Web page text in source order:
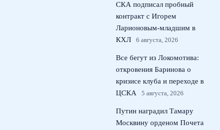
СКА подписал пробный
контракт с Игорем
Ларионовым‑младшим в
КХЛ
6 августа, 2026
Все бегут из Локомотива:
откровения Баринова о
кризисе клуба и переходе в
ЦСКА
5 августа, 2026
Путин наградил Тамару
Москвину орденом Почета